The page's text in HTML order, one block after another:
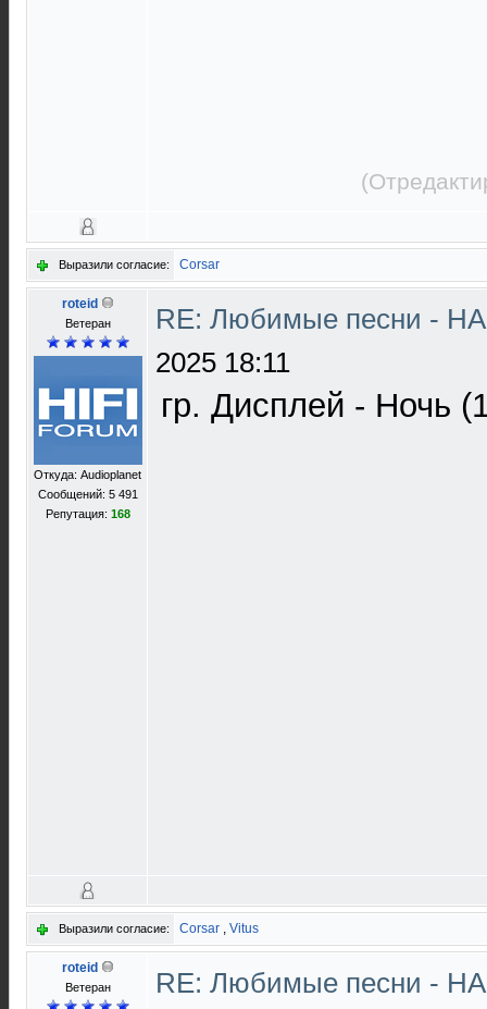
Выразили согласие: Corsar
roteid
Ветеран
Откуда: Audioplanet
Сообщений: 5 491
Репутация: 168
RE: Любимые песни -
2025 18:11
гр. Дисплей - Ночь
Выразили согласие: Corsar , Vitus
roteid
Ветеран
RE: Любимые песни -